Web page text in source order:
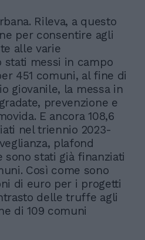
Rileva, a questo
per consentire agli
alle varie
stati messi in campo
451 comuni, al fine di
giovanile, la messa in
prevenzione e
E ancora 108,6
nel triennio 2023-
plafond
sono stati già finanziati
Così come sono
di euro per i progetti
delle truffe agli
di 109 comuni